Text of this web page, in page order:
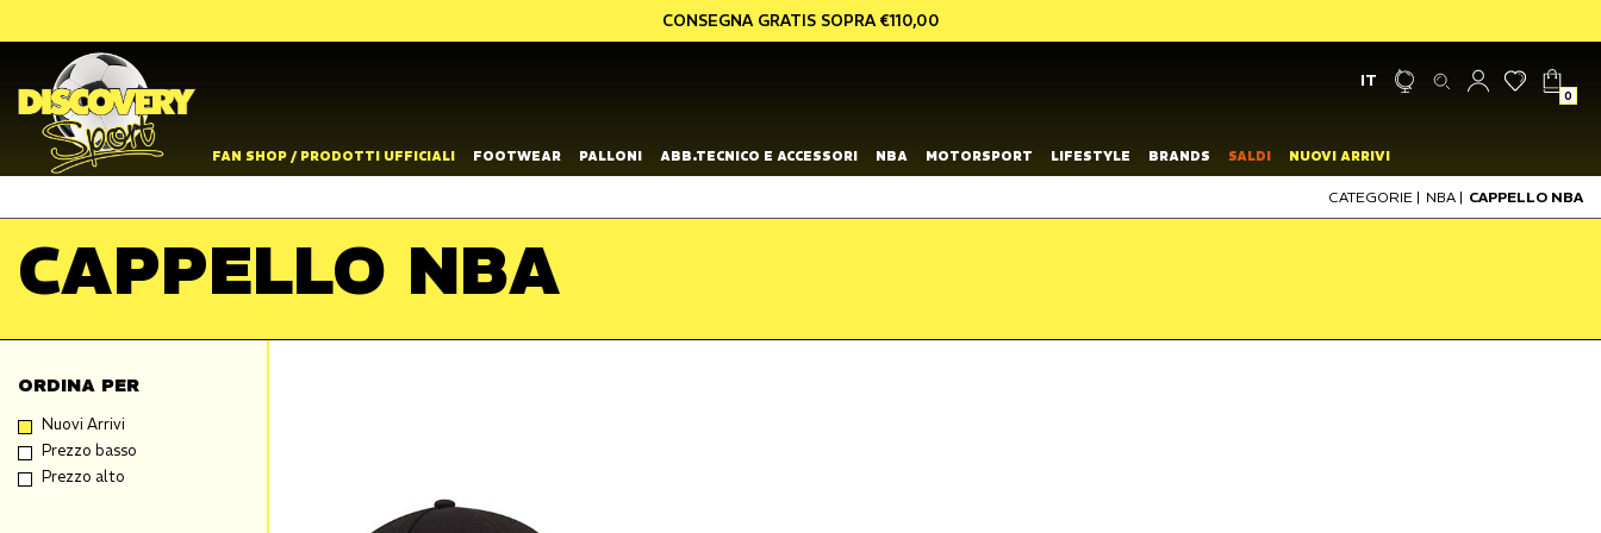
CONSEGNA GRATIS SOPRA €110,00
IT
0
FOOTWEAR PALLONI ABB.TECNICO E ACCESSORI NBA MOTORSPORT LIFESTYLE
FAN SHOP / PRODOTTI UFFICIALI BRANDS SALDI NUOVI ARRIVI
CATEGORIE | NBA | CAPPELLO NBA
CAPPELLO NBA
ORDINA PER
Nuovi Arrivi
Prezzo basso
Prezzo alto